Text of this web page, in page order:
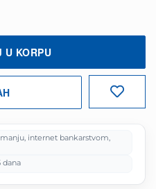
5 BARUM EVc
U KORPU
internet bankarstvom,
dana